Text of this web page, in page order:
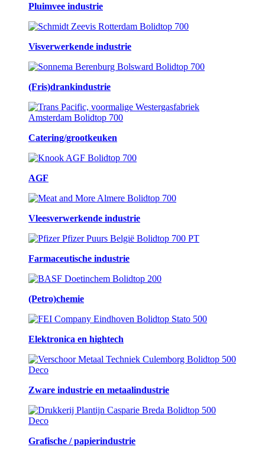
Pluimvee industrie
Visverwerkende industrie
(Fris)drankindustrie
Catering/grootkeuken
AGF
Vleesverwerkende industrie
Farmaceutische industrie
(Petro)chemie
Elektronica en hightech
Zware industrie en metaalindustrie
Grafische / papierindustrie